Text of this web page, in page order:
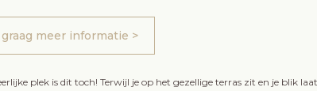
meer informatie >
plek is dit toch! Terwijl je op het gezellige terras zit en je blik